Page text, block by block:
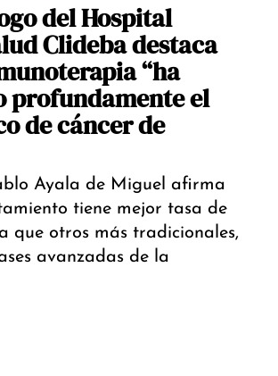
del Hospital
Clideba destaca
“ha
profundamente el
de cáncer de
Ayala de Miguel afirma
tiene mejor tasa de
que otros más tradicionales,
avanzadas de la